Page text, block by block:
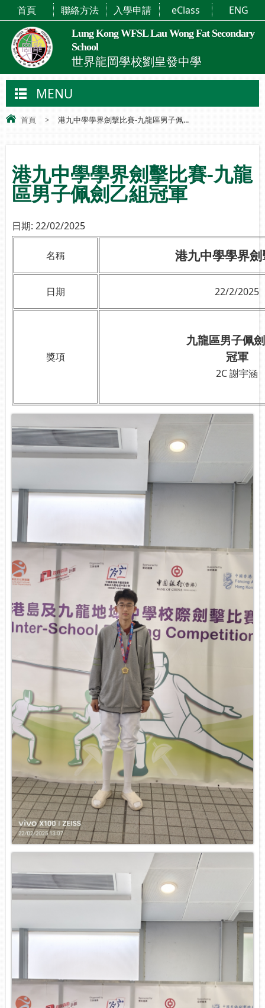
Lung Kong WFSL Lau Wong Fat Secondary
School
世界龍岡學校劉皇發中學
首頁 聯絡方法 入學申請 eClass ENG
MENU
首頁 > 港九中學學界劍擊比賽-九龍區男子佩...
港九中學學界劍擊比賽-九龍
區男子佩劍乙組冠軍
日期: 22/02/2025
名稱 港九中學學界
日期 22/2/2025
獎項
九龍區男子佩
冠軍
2C 謝宇涵